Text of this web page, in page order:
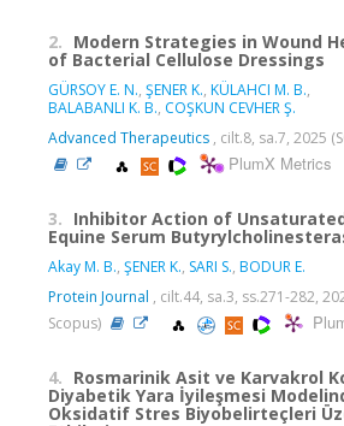
2. Modern Strategies in Wound
of Bacterial Cellulose Dressings
GÜRSOY E. N., ŞENER K., KÜLAHCI M. B.,
BALABANLI K. B., COŞKUN CEVHER Ş.
Advanced Therapeutics , cilt.8, sa.7, 2025
PlumX Metrics
3. Inhibitor Action of
Equine Serum
Akay M. B., ŞENER K., SARI S., BODUR E.
Protein Journal , cilt.44, sa.3, ss.271-282,
Scopus)
4. Rosmarinik Asit ve Karvakrol
Diyabetik Yara İyileşmesi
Oksidatif Stres Biyobelirteçleri